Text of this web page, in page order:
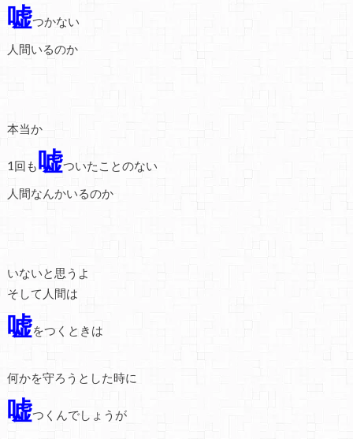
嘘つかない
人間いるのか
本当か
1回も嘘ついたことのない
人間なんかいるのか
いないと思うよ
そして人間は
嘘をつくときは
何かを守ろうとした時に
嘘つくんでしょうが